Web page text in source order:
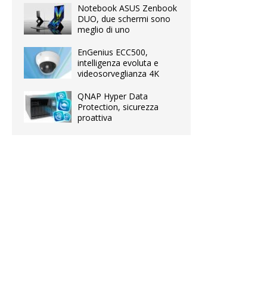
Notebook ASUS Zenbook
DUO, due schermi sono
meglio di uno
EnGenius ECC500,
intelligenza evoluta e
videosorveglianza 4K
QNAP Hyper Data
Protection, sicurezza
proattiva